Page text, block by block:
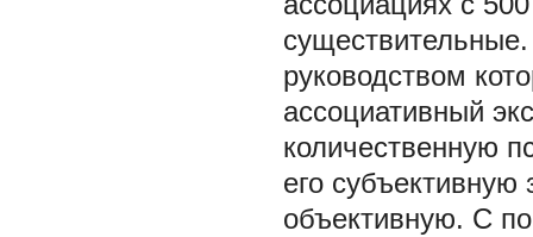
руководством
ассоциативный
количественную
его
объективную. С